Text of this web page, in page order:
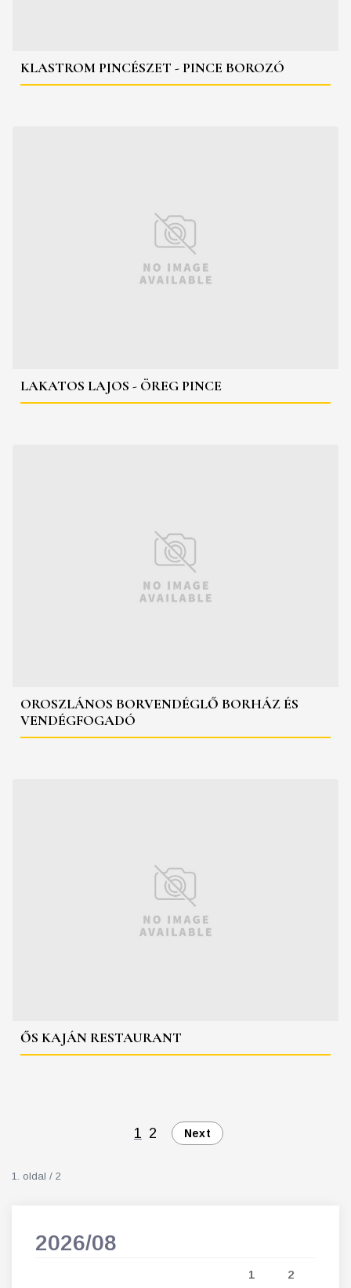
KLASTROM PINCÉSZET - PINCE BOROZÓ
LAKATOS LAJOS - ÖREG PINCE
OROSZLÁNOS BORVENDÉGLŐ BORHÁZ ÉS
VENDÉGFOGADÓ
ŐS KAJÁN RESTAURANT
1 2 Next
1. oldal / 2
2026/08
1 2